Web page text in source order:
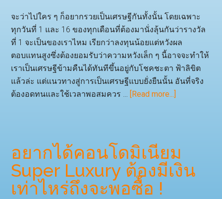
จะว่าไปใคร ๆ ก็อยากรวยเป็นเศรษฐีกันทั้งนั้น โดยเฉพาะ
ทุกวันที่ 1 และ 16 ของทุกเดือนที่ต้องมานั่งลุ้นกันว่ารางวัล
ที่ 1 จะเป็นของเราไหม เรียกว่าลงทุนน้อยแต่หวังผล
ตอบแทนสูงซึ่งต้องยอมรับว่าความหวังเล็ก ๆ นี้อาจจะทำให้
เราเป็นเศรษฐีข้ามคืนได้ทันทีขึ้นอยู่กับโชคชะตา ฟ้าลิขิต
แล้วล่ะ แต่แนวทางสู่การเป็นเศรษฐีแบบยั่งยืนนั้น อันที่จริง
ต้องอดทนและใช้เวลาพอสมควร … [Read more...]
ของ
เศรษฐี
อยากได้คอนโดมิเนียม
Super Luxury ต้องมีเงิน
เท่าไหร่ถึงจะพอซื้อ !